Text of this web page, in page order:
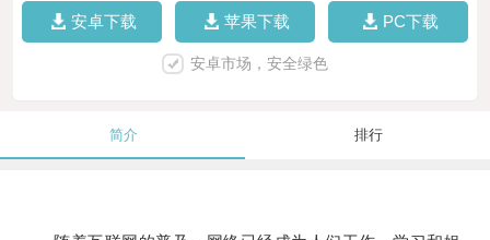
安卓下载 苹果下载 PC下载
安卓市场，安全绿色
简介 排行